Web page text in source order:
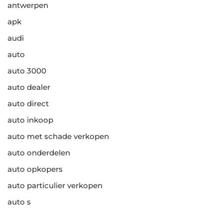
antwerpen
apk
audi
auto
auto 3000
auto dealer
auto direct
auto inkoop
auto met schade verkopen
auto onderdelen
auto opkopers
auto particulier verkopen
auto s